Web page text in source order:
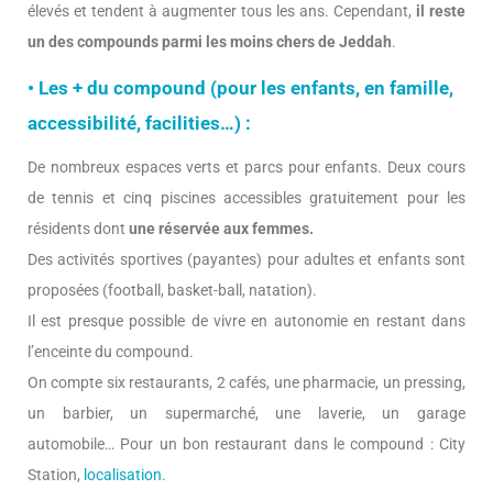
élevés et tendent à augmenter tous les ans. Cependant, il reste
un des compounds parmi les moins chers de Jeddah.
• Les + du compound (pour les enfants, en famille,
accessibilité, facilities…) :
De nombreux espaces verts et parcs pour enfants. Deux cours
de tennis et cinq piscines accessibles gratuitement pour les
résidents dont une réservée aux femmes.
Des activités sportives (payantes) pour adultes et enfants sont
proposées (football, basket-ball, natation).
Il est presque possible de vivre en autonomie en restant dans
l’enceinte du compound.
On compte six restaurants, 2 cafés, une pharmacie, un pressing,
un barbier, un supermarché, une laverie, un garage
automobile… Pour un bon restaurant dans le compound : City
Station, localisation.